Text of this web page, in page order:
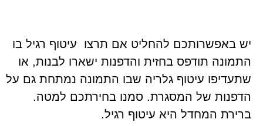
יש באפשרותכם להחליט אם תרצו עיטוף רגיל בו
התמונה תודפס בחזית והדפנות ישארו לבנות, או
שתעדיפו עיטוף גלריה שבו התמונה נמתחת גם על
הדפנות של המסגרת. סמנו בחירתכם למטה.
ברירת המחדל היא עיטוף רגיל.